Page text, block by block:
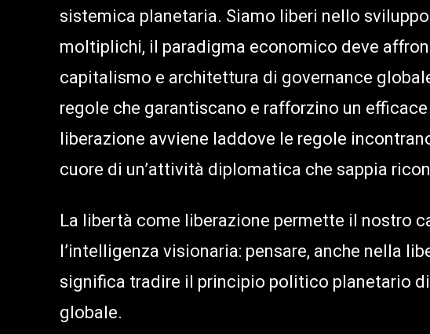
sistemica planetaria. Siamo liberi nello
moltiplichi, il paradigma economico deve
capitalismo e architettura di governance
regole che garantiscano e rafforzino un
liberazione avviene laddove le regole
cuore di un’attività diplomatica che sappia
La libertà come liberazione permette il nostro
l’intelligenza visionaria: pensare, anche nella
significa tradire il principio politico planetario
globale.